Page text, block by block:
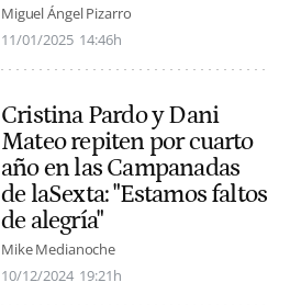
Miguel Ángel Pizarro
11/01/2025 14:46h
Cristina Pardo y Dani
Mateo repiten por cuarto
año en las Campanadas
de laSexta: "Estamos faltos
de alegría"
Mike Medianoche
10/12/2024 19:21h